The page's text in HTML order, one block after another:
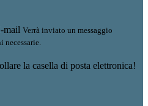
mail Verrà inviato un messaggio
la casella di posta elettronica!